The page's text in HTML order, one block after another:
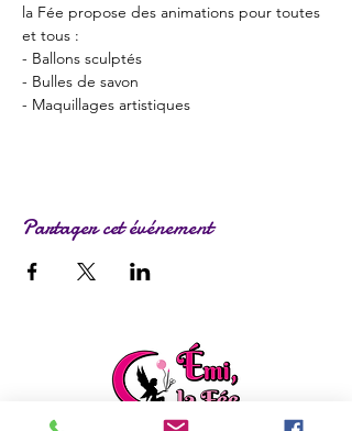
la Fée propose des animations pour toutes
et tous :
- Ballons sculptés
- Bulles de savon
- Maquillages artistiques
Partager cet événement